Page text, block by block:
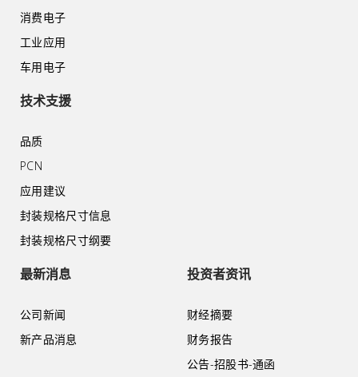
消费电子
工业应用
车用电子
技术支援
品质
PCN
应用建议
封装规格尺寸信息
封装规格尺寸纲要
最新消息
公司新闻
新产品消息
投资者资讯
财经摘要
财务报告
公告-招股书-通函